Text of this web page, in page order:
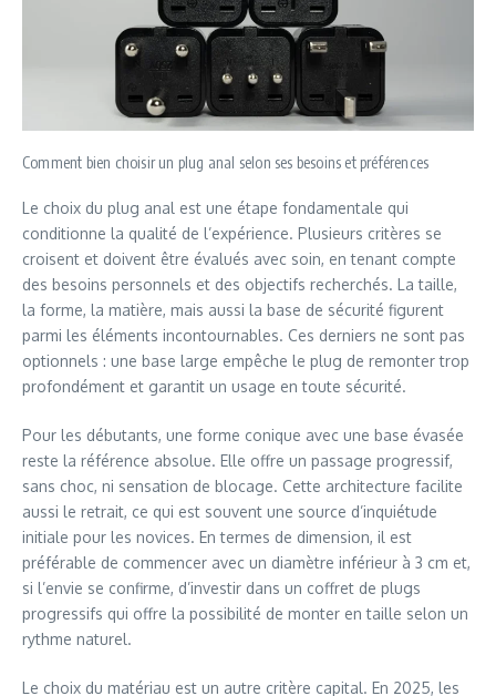
Comment bien choisir un plug anal selon ses besoins et préférences
Le choix du plug anal est une étape fondamentale qui
conditionne la qualité de l’expérience. Plusieurs critères se
croisent et doivent être évalués avec soin, en tenant compte
des besoins personnels et des objectifs recherchés. La taille,
la forme, la matière, mais aussi la base de sécurité figurent
parmi les éléments incontournables. Ces derniers ne sont pas
optionnels : une base large empêche le plug de remonter trop
profondément et garantit un usage en toute sécurité.
Pour les débutants, une forme conique avec une base évasée
reste la référence absolue. Elle offre un passage progressif,
sans choc, ni sensation de blocage. Cette architecture facilite
aussi le retrait, ce qui est souvent une source d’inquiétude
initiale pour les novices. En termes de dimension, il est
préférable de commencer avec un diamètre inférieur à 3 cm et,
si l’envie se confirme, d’investir dans un coffret de plugs
progressifs qui offre la possibilité de monter en taille selon un
rythme naturel.
Le choix du matériau est un autre critère capital. En 2025, les